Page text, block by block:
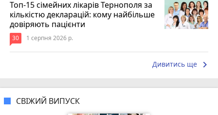
Топ-15 сімейних лікарів Тернополя за
кількістю декларацій: кому найбільше
довіряють пацієнти
30 1 серпня 2026 р.
Дивитись ще keyboard_arrow_right
СВІЖИЙ ВИПУСК